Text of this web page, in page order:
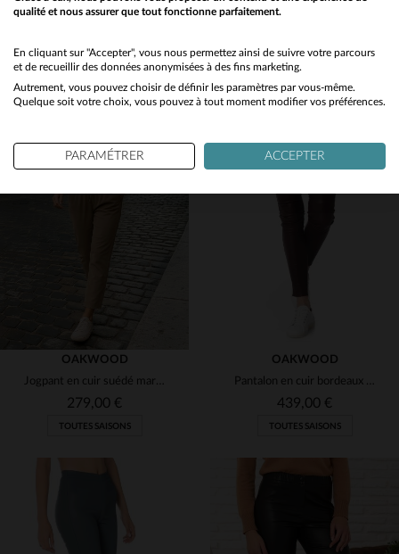
249,00 € 249,00 €
OAKWOOD
Jogpant en cuir suédé marron clair
279,00 €
TOUTES SAISONS
OAKWOOD
Pantalon en cuir bordeaux femme
439,00 €
TOUTES SAISONS
Would you like to be redirected to our English site?
No
Yes
qualité et nous assurer que tout fonctionne parfaitement.
En cliquant sur "Accepter", vous nous permettez ainsi de suivre votre parcours
et de recueillir des données anonymisées à des fins marketing.
Autrement, vous pouvez choisir de définir les paramètres par vous-même.
Quelque soit votre choix, vous pouvez à tout moment modifier vos préférences.
PARAMÉTRER ACCEPTER